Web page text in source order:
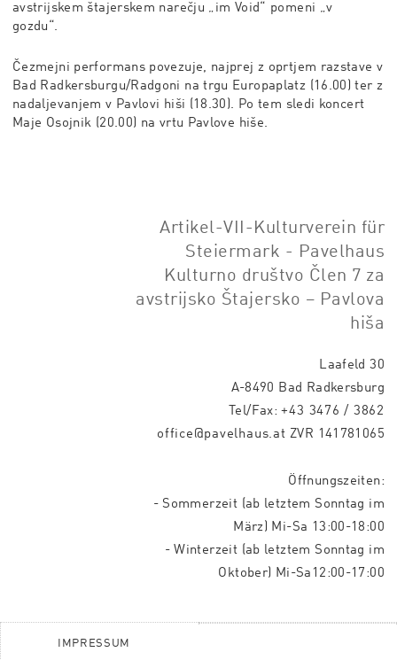
avstrijskem štajerskem narečju „im Void“ pomeni „v
gozdu“.
Čezmejni performans povezuje, najprej z oprtjem razstave v
Bad Radkersburgu/Radgoni na trgu Europaplatz (16.00) ter z
nadaljevanjem v Pavlovi hiši (18.30). Po tem sledi koncert
Maje Osojnik (20.00) na vrtu Pavlove hiše.
Artikel-VII-Kulturverein für
Steiermark - Pavelhaus
Kulturno društvo Člen 7 za
avstrijsko Štajersko – Pavlova
hiša
Laafeld 30
A-8490 Bad Radkersburg
Tel/Fax:+43 3476 / 3862
office@pavelhaus.at ZVR 141781065
Öffnungszeiten:
- Sommerzeit (ab letztem Sonntag im
März) Mi-Sa 13:00-18:00
- Winterzeit (ab letztem Sonntag im
Oktober) Mi-Sa12:00-17:00
IMPRESSUM